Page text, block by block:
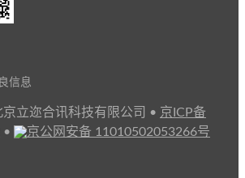
信息
立迩合讯科技有限公司 • 京ICP备
• 京公网安备 11010502053266号